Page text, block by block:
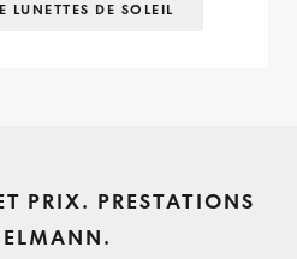
LUNETTES DE SOLEIL
PRIX. PRESTATIONS